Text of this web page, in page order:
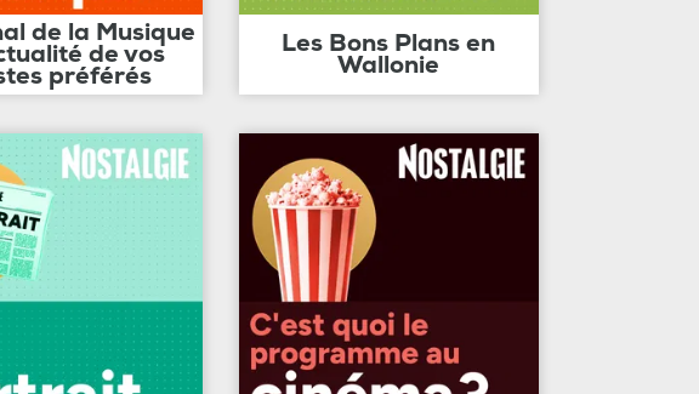
de la Musique
de vos
préférés
Les Bons Plans en
Wallonie